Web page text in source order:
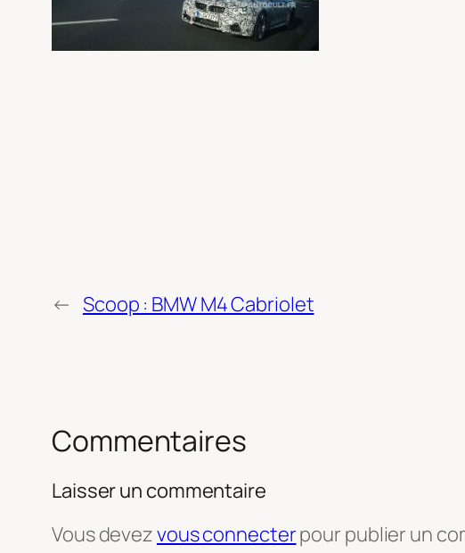
← Scoop : BMW M4 Cabriolet
Commentaires
Laisser un commentaire
Vous devezvous connecterpour publier un